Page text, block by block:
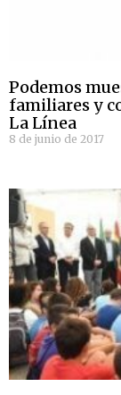
Podemos
familiares y
La Línea
8 de junio de 2017